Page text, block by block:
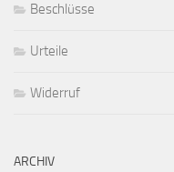
Beschlüsse
Urteile
Widerruf
ARCHIV